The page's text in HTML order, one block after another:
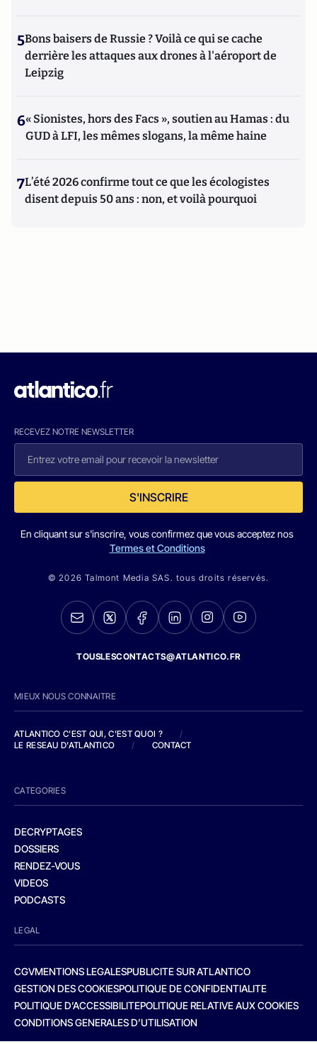
5Bons baisers de Russie ? Voilà ce qui se cache
derrière les attaques aux drones à l'aéroport de
Leipzig
6« Sionistes, hors des Facs », soutien au Hamas : du
GUD à LFI, les mêmes slogans, la même haine
7L’été 2026 confirme tout ce que les écologistes
disent depuis 50 ans : non, et voilà pourquoi
RECEVEZ NOTRE NEWSLETTER
S'INSCRIRE
En cliquant sur s'inscrire, vous confirmez que vous acceptez nos
Termes et Conditions
© 2026 Talmont Media SAS. tous droits réservés.
TOUSLESCONTACTS@ATLANTICO.FR
MIEUX NOUS CONNAITRE
ATLANTICO C'EST QUI, C'EST QUOI ?
/
LE RESEAU D'ATLANTICO
/ CONTACT
CATEGORIES
DECRYPTAGES
DOSSIERS
RENDEZ-VOUS
VIDEOS
PODCASTS
LEGAL
CGVMENTIONS LEGALESPUBLICITE SUR ATLANTICO
GESTION DES COOKIESPOLITIQUE DE CONFIDENTIALITE
POLITIQUE D’ACCESSIBILITEPOLITIQUE RELATIVE AUX COOKIES
CONDITIONS GENERALES D’UTILISATION